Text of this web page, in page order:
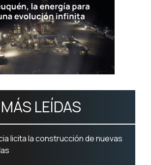
MÁS LEÍDAS
licita la construcción de nuevas